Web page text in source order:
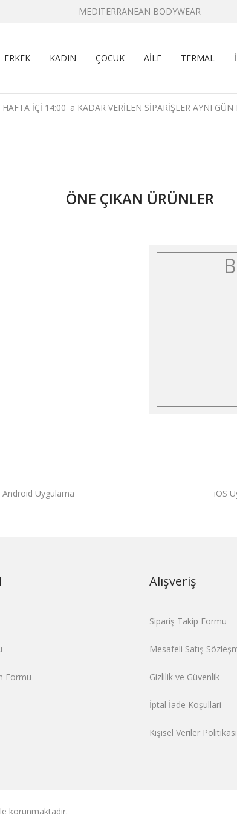
MEDITERRANEAN BODYWEAR
ERKEK KADIN ÇOCUK AİLE TERMAL
HAFTA İÇİ 14:00' a KADAR VERİLEN SİPARİŞLER AYNI GÜN
ÖNE ÇIKAN ÜRÜNLER
The
Android Uygulama iOS
Formu
Alışveriş
Sipariş Takip Formu
Mesafeli Satış
Gizlilik ve Güvenlik
İptal İade Koşullari
Kişisel Veriler Politikası
korunmaktadır.